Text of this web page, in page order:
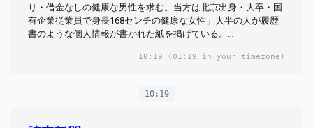
り・借金なしの健康な男性を求む。当方は北京出身・大卒・国
有企業従業員で身長168センチの健康な女性」大半の人が履歴
書のような個人情報が書かれた紙を掲げている。…
10:19 (01:19 in your timezone)
10:19